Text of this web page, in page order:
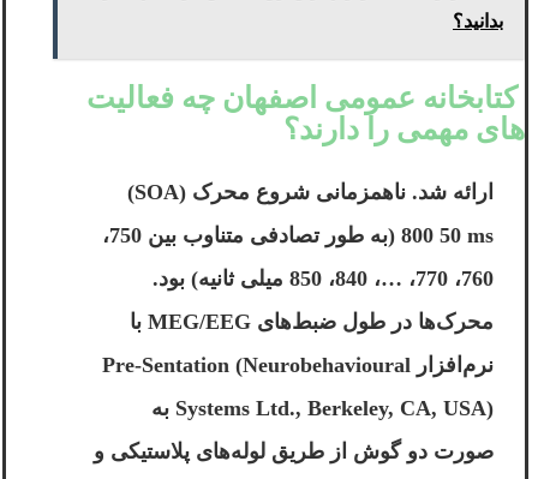
بدانید؟
کتابخانه عمومی اصفهان چه فعالیت
های مهمی را دارند؟
ارائه شد. ناهمزمانی شروع محرک (SOA)
800 50 ms (به طور تصادفی متناوب بین 750،
760، 770، …، 840، 850 میلی ثانیه) بود.
محرک‌ها در طول ضبط‌های MEG/EEG با
نرم‌افزار Pre-Sentation (Neurobehavioural
Systems Ltd., Berkeley, CA, USA) به
صورت دو گوش از طریق لوله‌های پلاستیکی و